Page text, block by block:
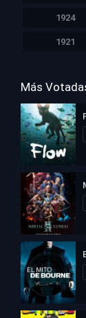
1924
1921
Más